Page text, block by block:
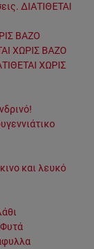
ΔΙΑΤΙΘΕΤΑΙ
ΒΑΖΟ
ΧΩΡΙΣ ΒΑΖΟ
ΧΩΡΙΣ
και λευκό
Φυτά